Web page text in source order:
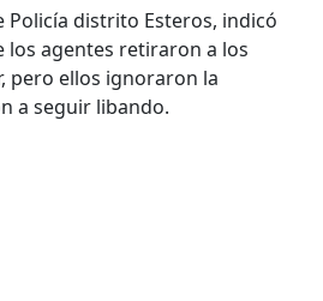
Policía distrito Esteros, indicó
los agentes retiraron a los
pero ellos ignoraron la
a seguir libando.